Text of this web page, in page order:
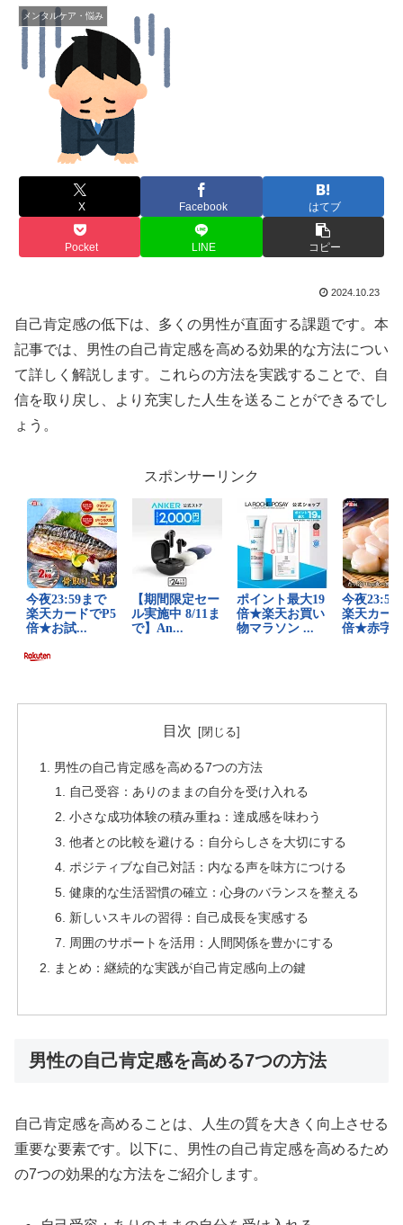
メンタルケア・悩み
X Facebook はてブ
Pocket LINE コピー
2024.10.23
自己肯定感の低下は、多くの男性が直面する課題です。本
記事では、男性の自己肯定感を高める効果的な方法につい
て詳しく解説します。これらの方法を実践することで、自
信を取り戻し、より充実した人生を送ることができるでし
ょう。
スポンサーリンク
目次
男性の自己肯定感を高める7つの方法
自己受容：ありのままの自分を受け入れる
小さな成功体験の積み重ね：達成感を味わう
他者との比較を避ける：自分らしさを大切にする
ポジティブな自己対話：内なる声を味方につける
健康的な生活習慣の確立：心身のバランスを整える
新しいスキルの習得：自己成長を実感する
周囲のサポートを活用：人間関係を豊かにする
まとめ：継続的な実践が自己肯定感向上の鍵
男性の自己肯定感を高める7つの方法
自己肯定感を高めることは、人生の質を大きく向上させる
重要な要素です。以下に、男性の自己肯定感を高めるため
の7つの効果的な方法をご紹介します。